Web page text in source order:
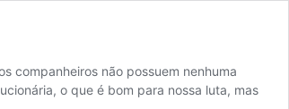
companheiros não possuem nenhuma
o que é bom para nossa luta, mas